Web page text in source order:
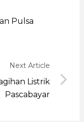
Pulsa
Next Article
Listrik
Pascabayar